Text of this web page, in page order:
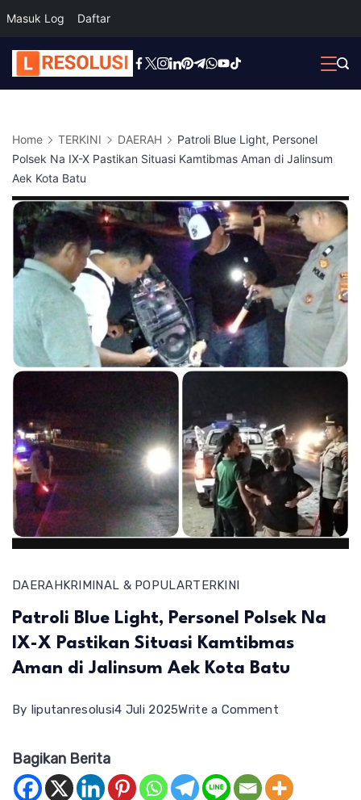
Masuk Log Daftar
Skip
to
Home TERKINI DAERAH
Patroli Blue Light, Personel
Polsek Na IX-X Pastikan Situasi Kamtibmas Aman di Jalinsum
Aek Kota Batu
DAERAHKRIMINAL & POPULARTERKINI
Patroli Blue Light, Personel Polsek Na
IX-X Pastikan Situasi Kamtibmas
Aman di Jalinsum Aek Kota Batu
By liputanresolusi4 Juli 2025Write a Commenton
Light,
Bagikan Berita